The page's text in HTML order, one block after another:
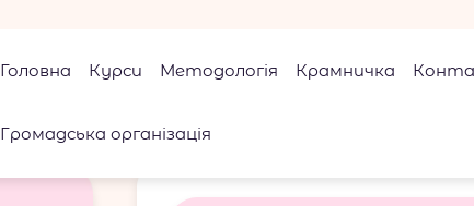
Головна Курси Методологія Крамничка
Громадська організація